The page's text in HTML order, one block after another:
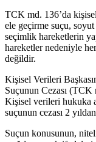
TCK md. 136’da
ele geçirme suçu,
seçimlik hareketlerin
hareketler nedeniyle
değildir.
Kişisel Verileri
Suçunun Cezası (TCK
Kişisel verileri hukuka
suçunun cezası 2
Suçun konusunun,